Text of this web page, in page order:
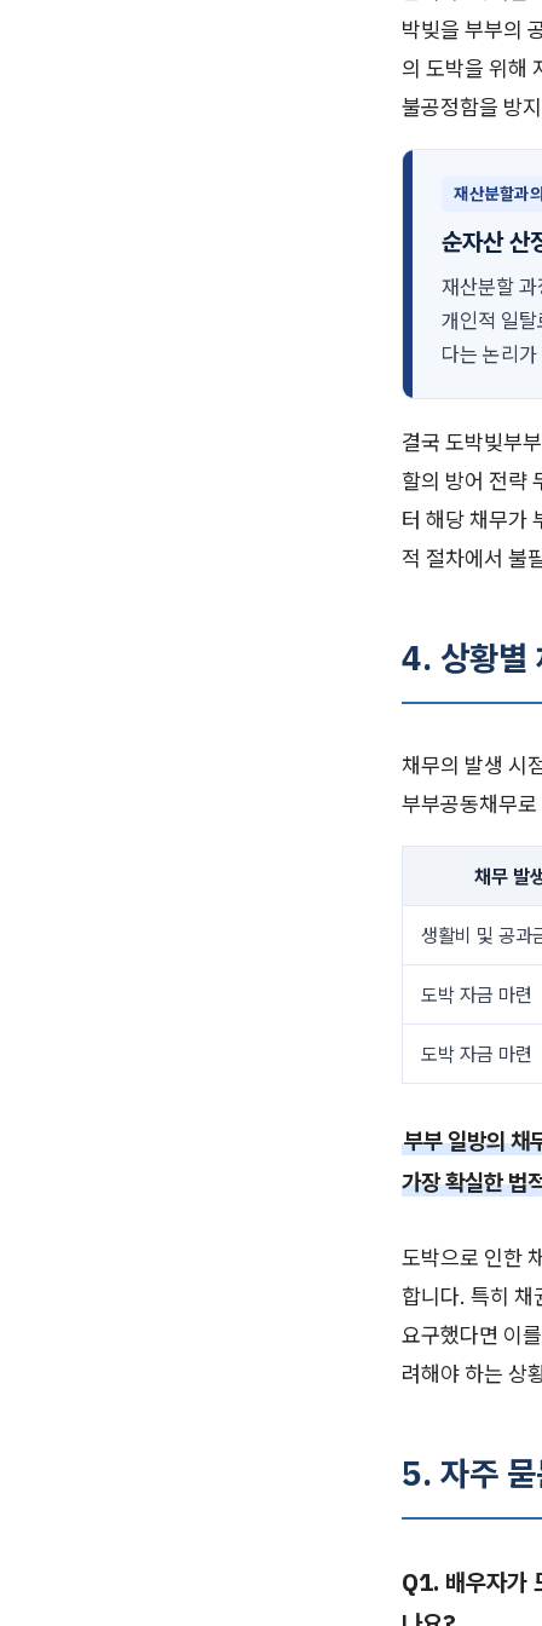
박빚을 부부의
의 도박을 위해
불공정함을 방
재산분할과
순자산 산
재산분할
개인적 일
다는 논리
결국 도박빚부
할의 방어 전략
터 해당 채무가
적 절차에서 불
4. 상황별
채무의 발생 시
부부공동채무
채무 발
생활비 및 공과
도박 자금 마련
도박 자금 마련
부부 일방의 채
가장 확실한 법
도박으로 인한
합니다. 특히 채
요구했다면 이
려해야 하는 상
5. 자주
Q1. 배우자가